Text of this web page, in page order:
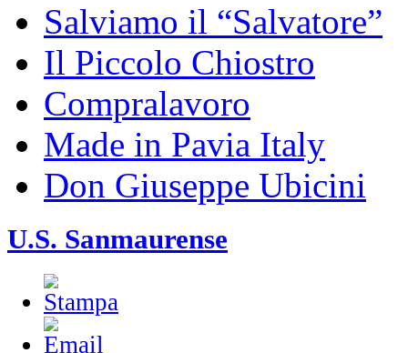
Salviamo il “Salvatore”
Il Piccolo Chiostro
Compralavoro
Made in Pavia Italy
Don Giuseppe Ubicini
U.S. Sanmaurense